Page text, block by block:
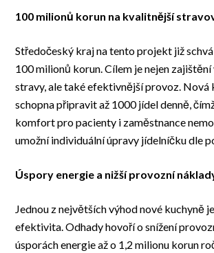
100 milionů korun na kvalitnější
Středočeský kraj na tento projekt již
100 milionů korun. Cílem je nejen
stravy, ale také efektivnější provoz. Nová
schopna připravit až 1000 jídel denně,
komfort pro pacienty i zaměstnance
umožní individuální úpravy jídelníčku dle
Úspory energie a nižší provozní
Jednou z největších výhod nové kuchyně
efektivita. Odhady hovoří o snížení
úsporách energie až o 1,2 milionu korun